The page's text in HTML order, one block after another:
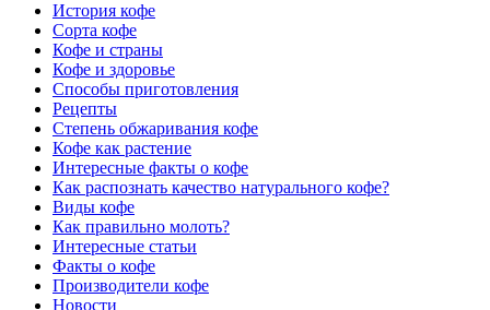
История кофе
Сорта кофе
Кофе и страны
Кофе и здоровье
Способы приготовления
Рецепты
Степень обжаривания кофе
Кофе как растение
Интересные факты о кофе
Как распознать качество натурального кофе?
Виды кофе
Как правильно молоть?
Интересные статьи
Факты о кофе
Производители кофе
Новости